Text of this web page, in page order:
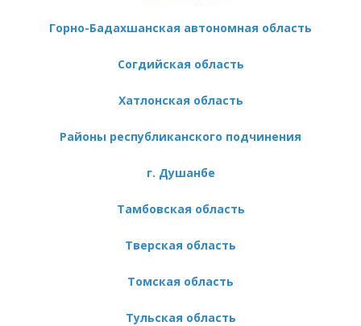
Горно-Бадахшанская автономная область
Согдийская область
Хатлонская область
Районы республиканского подчинения
г. Душанбе
Тамбовская область
Тверская область
Томская область
Тульская область